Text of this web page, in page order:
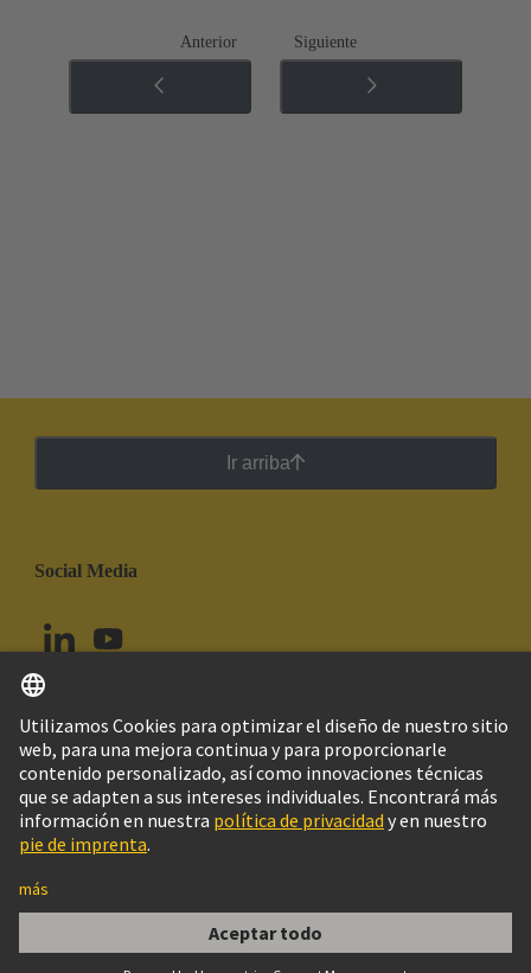
SFP CAGE ASSY 1X1 PRESS-FIT TYPE
Anterior Siguiente
Ir arriba
Social Media
Perú Español
© Grupo Tecnológico HARTING
Imprint
Aviso Legal WebInformación al cliente